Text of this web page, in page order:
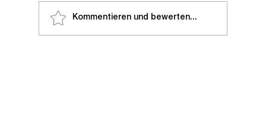
Kommentieren und bewerten...